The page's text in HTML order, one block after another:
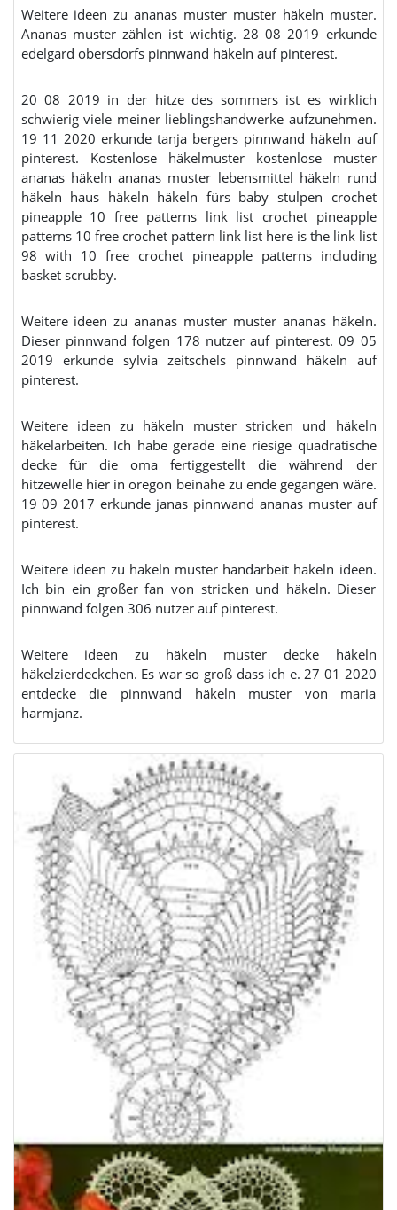
Weitere ideen zu ananas muster muster häkeln muster.
Ananas muster zählen ist wichtig. 28 08 2019 erkunde
edelgard obersdorfs pinnwand häkeln auf pinterest.
20 08 2019 in der hitze des sommers ist es wirklich
schwierig viele meiner lieblingshandwerke aufzunehmen.
19 11 2020 erkunde tanja bergers pinnwand häkeln auf
pinterest. Kostenlose häkelmuster kostenlose muster
ananas häkeln ananas muster lebensmittel häkeln rund
häkeln haus häkeln häkeln fürs baby stulpen crochet
pineapple 10 free patterns link list crochet pineapple
patterns 10 free crochet pattern link list here is the link list
98 with 10 free crochet pineapple patterns including
basket scrubby.
Weitere ideen zu ananas muster muster ananas häkeln.
Dieser pinnwand folgen 178 nutzer auf pinterest. 09 05
2019 erkunde sylvia zeitschels pinnwand häkeln auf
pinterest.
Weitere ideen zu häkeln muster stricken und häkeln
häkelarbeiten. Ich habe gerade eine riesige quadratische
decke für die oma fertiggestellt die während der
hitzewelle hier in oregon beinahe zu ende gegangen wäre.
19 09 2017 erkunde janas pinnwand ananas muster auf
pinterest.
Weitere ideen zu häkeln muster handarbeit häkeln ideen.
Ich bin ein großer fan von stricken und häkeln. Dieser
pinnwand folgen 306 nutzer auf pinterest.
Weitere ideen zu häkeln muster decke häkeln
häkelzierdeckchen. Es war so groß dass ich e. 27 01 2020
entdecke die pinnwand häkeln muster von maria
harmjanz.